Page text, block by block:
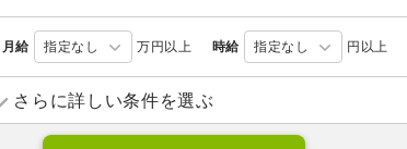
月給 指定なし 万円以上 時給 指定なし 円以上
ショートステイ(59)
サービス付き高齢者向け住宅(29) ケアハウス(6)
さらに詳しい条件を選ぶ